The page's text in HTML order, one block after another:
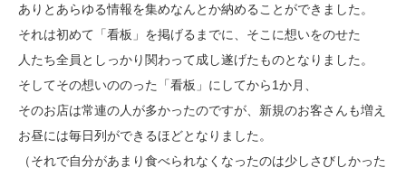
ありとあらゆる情報を集めなんとか納めることができました。
それは初めて「看板」を掲げるまでに、そこに想いをのせた
人たち全員としっかり関わって成し遂げたものとなりました。
そしてその想いののった「看板」にしてから1か月、
そのお店は常連の人が多かったのですが、新規のお客さんも増え
お昼には毎日列ができるほどとなりました。
（それで自分があまり食べられなくなったのは少しさびしかった